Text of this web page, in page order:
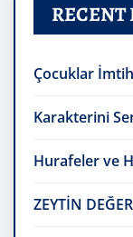
RECENT
Çocuklar
Karakterini
Hurafeler ve
ZEYTİN